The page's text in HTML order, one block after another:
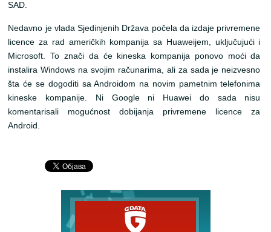
SAD.
Nedavno je vlada Sjedinjenih Država počela da izdaje privremene
licence za rad američkih kompanija sa Huaweijem, uključujući i
Microsoft. To znači da će kineska kompanija ponovo moći da
instalira Windows na svojim računarima, ali za sada je neizvesno
šta će se dogoditi sa Androidom na novim pametnim telefonima
kineske kompanije. Ni Google ni Huawei do sada nisu
komentarisali mogućnost dobijanja privremene licence za
Android.